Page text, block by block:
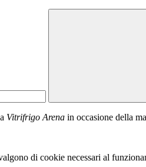
Vitrifrigo Arena in occasione della
di cookie necessari al